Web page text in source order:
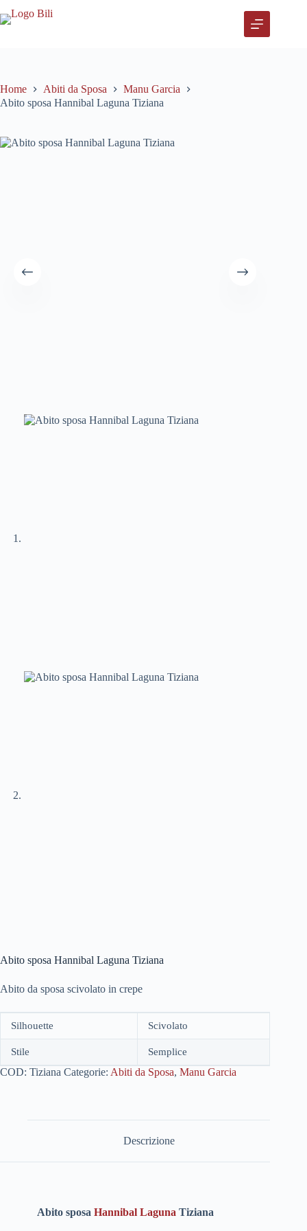
al
Home Abiti da Sposa
Manu Garcia
Abito sposa Hannibal Laguna Tiziana
Abito sposa Hannibal Laguna Tiziana
Abito da sposa scivolato in crepe
Silhouette Scivolato
Stile Semplice
COD: Tiziana Categorie: Abiti da Sposa, Manu Garcia
Descrizione
Abito sposa Hannibal Laguna Tiziana